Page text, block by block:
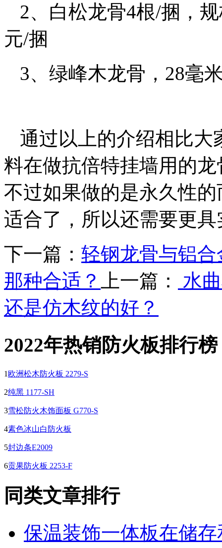
2、白松龙骨4根/捆，
元/捆
3、绿峰木龙骨，28毫
通过以上的介绍相比大
料在做抗倍特挂墙用的
不过如果做的是永久性
适合了，所以还需要更
下一篇： 轻钢龙骨与铝
那种合适？
上一篇：
水
还是仿木纹的好？
2022年热销防火板排行榜
1 欧洲松木防火板 2279-S
2纯黑 1177-SH
3雪松防火木饰面板 G770-S
4素色冰山白防火板
5封边条E2009
6贡果防火板 2253-F
同类文章排行
保温装饰一体板在储